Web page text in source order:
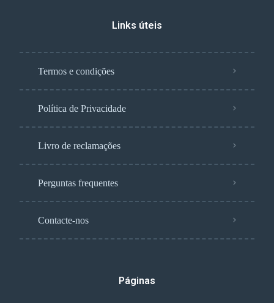
Links úteis
Termos e condições
Política de Privacidade
Livro de reclamações
Perguntas frequentes
Contacte-nos
Páginas